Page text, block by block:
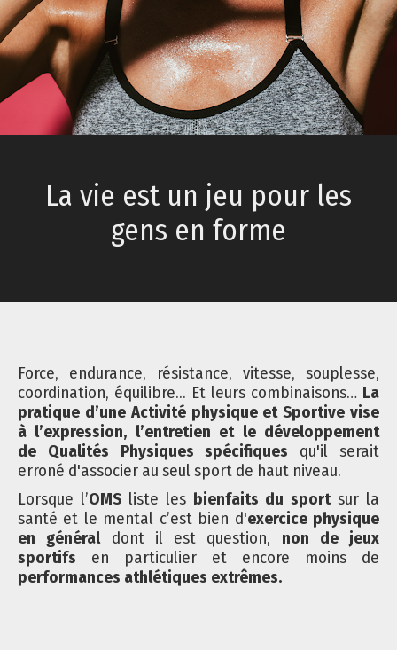
Contact
La vie est un jeu pour les
gens en forme
Force, endurance, résistance, vitesse, souplesse,
coordination, équilibre... Et leurs combinaisons… La
pratique d’une Activité physique et Sportive vise
à l’expression, l’entretien et le développement
de Qualités Physiques spécifiques qu'il serait
erroné d'associer au seul sport de haut niveau.
Lorsque l’OMSliste les bienfaits du sportsur la
santé et le mental c’est bien d'exercice physique
en généraldont il est question, non de jeux
sportifs en particulier et encore moins de
performances athlétiques extrêmes.